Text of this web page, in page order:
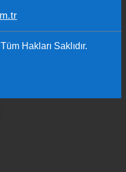
| Tüm Hakları Saklıdır.